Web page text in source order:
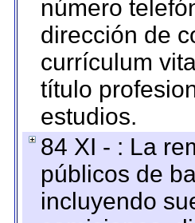
número
dirección de
currículum
título
estudios.
84 XI - : La
públicos de
incluyendo